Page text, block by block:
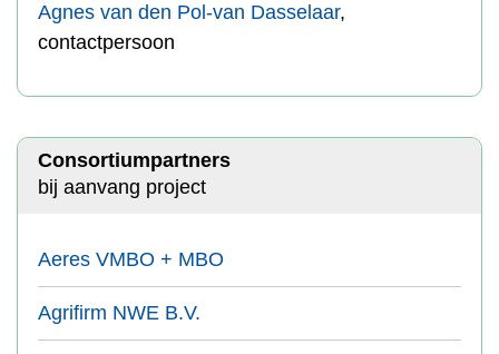
Agnes van den Pol-van Dasselaar,
contactpersoon
Consortiumpartners
bij aanvang project
Aeres VMBO + MBO
Agrifirm NWE B.V.